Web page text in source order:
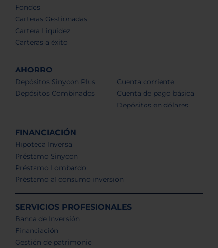
Fondos
Carteras Gestionadas
Cartera Liquidez
Carteras a éxito
AHORRO
Depósitos Sinycon Plus
Depósitos Combinados
Cuenta corriente
Cuenta de pago básica
Depósitos en dólares
FINANCIACIÓN
Hipoteca Inversa
Préstamo Sinycon
Préstamo Lombardo
Préstamo al consumo inversion
SERVICIOS PROFESIONALES
Banca de Inversión
Financiación
Gestión de patrimonio